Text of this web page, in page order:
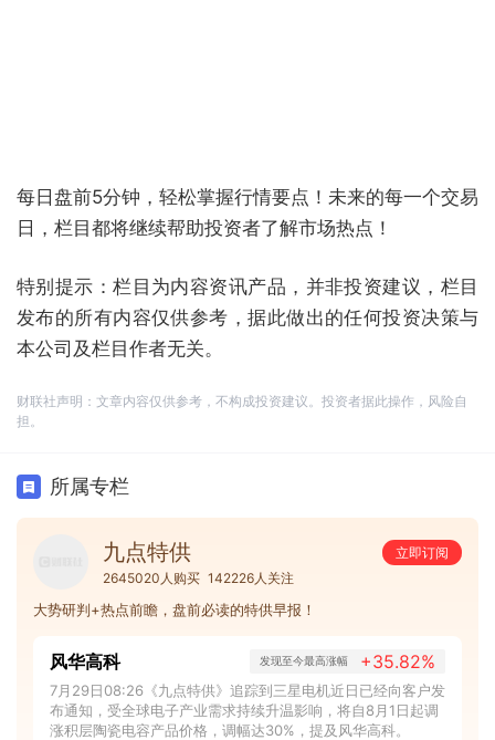
每日盘前5分钟，轻松掌握行情要点！未来的每一个交易
日，栏目都将继续帮助投资者了解市场热点！
特别提示：栏目为内容资讯产品，并非投资建议，栏目
发布的所有内容仅供参考，据此做出的任何投资决策与
本公司及栏目作者无关。
财联社声明：文章内容仅供参考，不构成投资建议。投资者据此操作，风险自
担。
所属专栏
九点特供
立即订阅
2645020人购买 142226人关注
大势研判+热点前瞻，盘前必读的特供早报！
风华高科 发现至今最高涨幅 +35.82%
7月29日08:26《九点特供》追踪到三星电机近日已经向客户发
布通知，受全球电子产业需求持续升温影响，将自8月1日起调
涨积层陶瓷电容产品价格，调幅达30%，提及风华高科。